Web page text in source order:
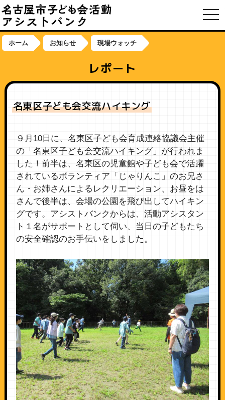
ホーム お知らせ 現場ウォッチ
レポート
名東区子ども会交流ハイキング
９月10日に、名東区子ども会育成連絡協議会主催
の「名東区子ども会交流ハイキング」が行われま
した！前半は、名東区の児童館や子ども会で活躍
されているボランティア「じゃりんこ」のお兄さ
ん・お姉さんによるレクリエーション、お昼をは
さんで後半は、会場の公園を飛び出してハイキン
グです。アシストバンクからは、活動アシスタン
ト１名がサポートとして伺い、当日の子どもたち
の安全確認のお手伝いをしました。